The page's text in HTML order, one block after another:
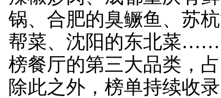
锅、合肥的臭鳜鱼、苏
帮菜、沈阳的东北菜……
榜餐厅的第三大品类，
除此之外，榜单持续收